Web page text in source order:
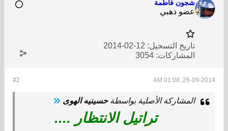
شجون فاطمة
عضو ذهبي
تاريخ التسجيل: 12-02-2014
المشاركات: 3054
#2 26-09-2014, 01:08 AM
المشاركة الأصلية بواسطةحسينيه الهوى
تراتيل الانتظار ....